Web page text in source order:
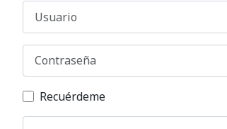
Usuario
Contraseña
Recuérdeme